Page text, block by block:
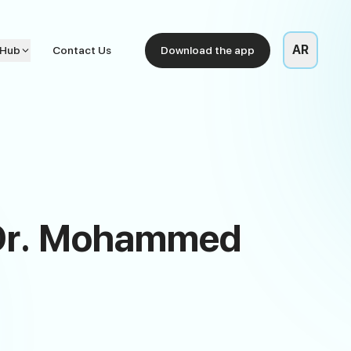
Contact Us AR
Download the app
Mohammed